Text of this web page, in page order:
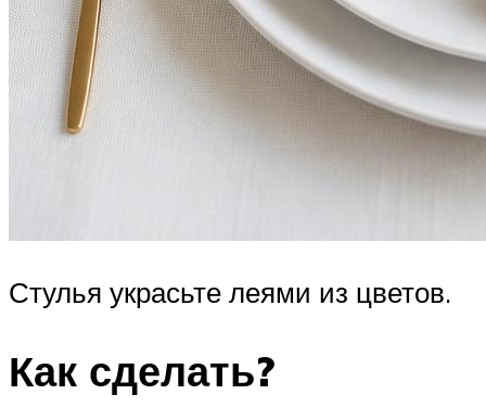
Стулья украсьте леями из цветов.
Как сделать?